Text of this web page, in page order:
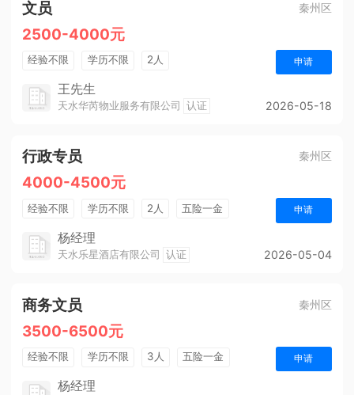
文员 秦州区
2500-4000元
经验不限 学历不限 2人 申请
王先生
天水华芮物业服务有限公司 认证 2026-05-18
行政专员 秦州区
4000-4500元
经验不限 学历不限 2人 五险一金 申请
杨经理
天水乐星酒店有限公司 认证 2026-05-04
商务文员 秦州区
3500-6500元
经验不限 学历不限 3人
五险一金
法定节假日
申请
杨经理